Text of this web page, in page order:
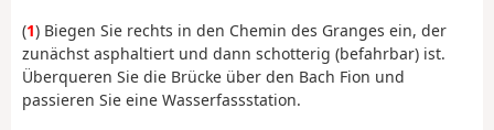
(1) Biegen Sie rechts in den Chemin des Granges ein, der
zunächst asphaltiert und dann schotterig (befahrbar) ist.
Überqueren Sie die Brücke über den Bach Fion und
passieren Sie eine Wasserfassstation.